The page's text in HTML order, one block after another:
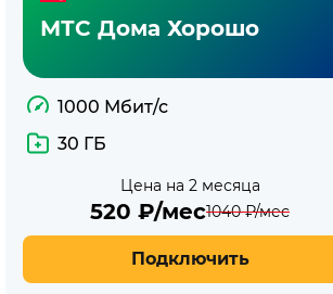
МТС Дома Хорошо
1000 Мбит/с
30 ГБ
Цена на 2 месяца
520 ₽/мес1040₽/мес
Подключить